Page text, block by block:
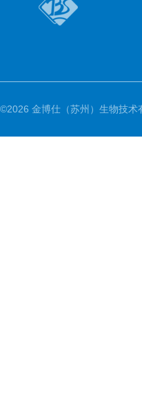
©2026 金博仕（苏州）生物技术